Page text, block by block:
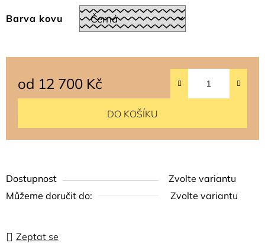
Barva kovu
Dostupnost
Zvolte variantu
Můžeme doručit do:
Zvolte variantu
od 12 700 Kč
DO KOŠÍKU
Zeptat se